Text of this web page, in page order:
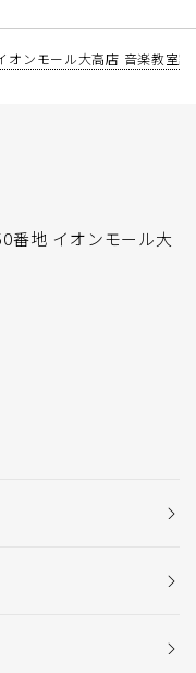
オンモール大高店 音楽教室
番地 イオンモール大